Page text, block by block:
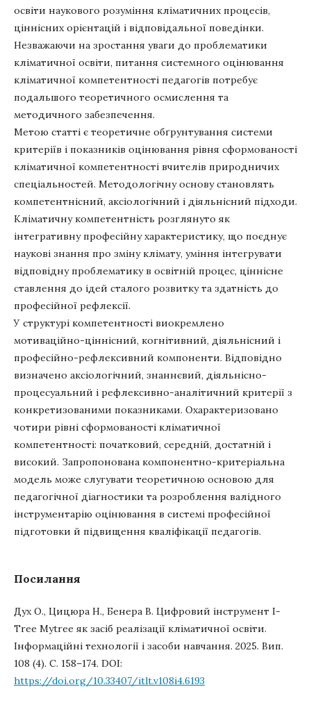
освіти наукового розуміння кліматичних процесів,
ціннісних орієнтацій і відповідальної поведінки.
Незважаючи на зростання уваги до проблематики
кліматичної освіти, питання системного оцінювання
кліматичної компетентності педагогів потребує
подальшого теоретичного осмислення та
методичного забезпечення.
Метою статті є теоретичне обґрунтування системи
критеріїв і показників оцінювання рівня сформованості
кліматичної компетентності вчителів природничих
спеціальностей. Методологічну основу становлять
компетентнісний, аксіологічний і діяльнісний підходи.
Кліматичну компетентність розглянуто як
інтегративну професійну характеристику, що поєднує
наукові знання про зміну клімату, уміння інтегрувати
відповідну проблематику в освітній процес, ціннісне
ставлення до ідей сталого розвитку та здатність до
професійної рефлексії.
У структурі компетентності виокремлено
мотиваційно-ціннісний, когнітивний, діяльнісний і
професійно-рефлексивний компоненти. Відповідно
визначено аксіологічний, знаннєвий, діяльнісно-
процесуальний і рефлексивно-аналітичний критерії з
конкретизованими показниками. Охарактеризовано
чотири рівні сформованості кліматичної
компетентності: початковий, середній, достатній і
високий. Запропонована компонентно-критеріальна
модель може слугувати теоретичною основою для
педагогічної діагностики та розроблення валідного
інструментарію оцінювання в системі професійної
підготовки й підвищення кваліфікації педагогів.
Посилання
Дух О., Цицюра Н., Бенера В. Цифровий інструмент I-
Tree Mytree як засіб реалізації кліматичної освіти.
Інформаційні технології і засоби навчання. 2025. Вип.
108 (4). С. 158–174. DOI:
https://doi.org/10.33407/itlt.v108i4.6193